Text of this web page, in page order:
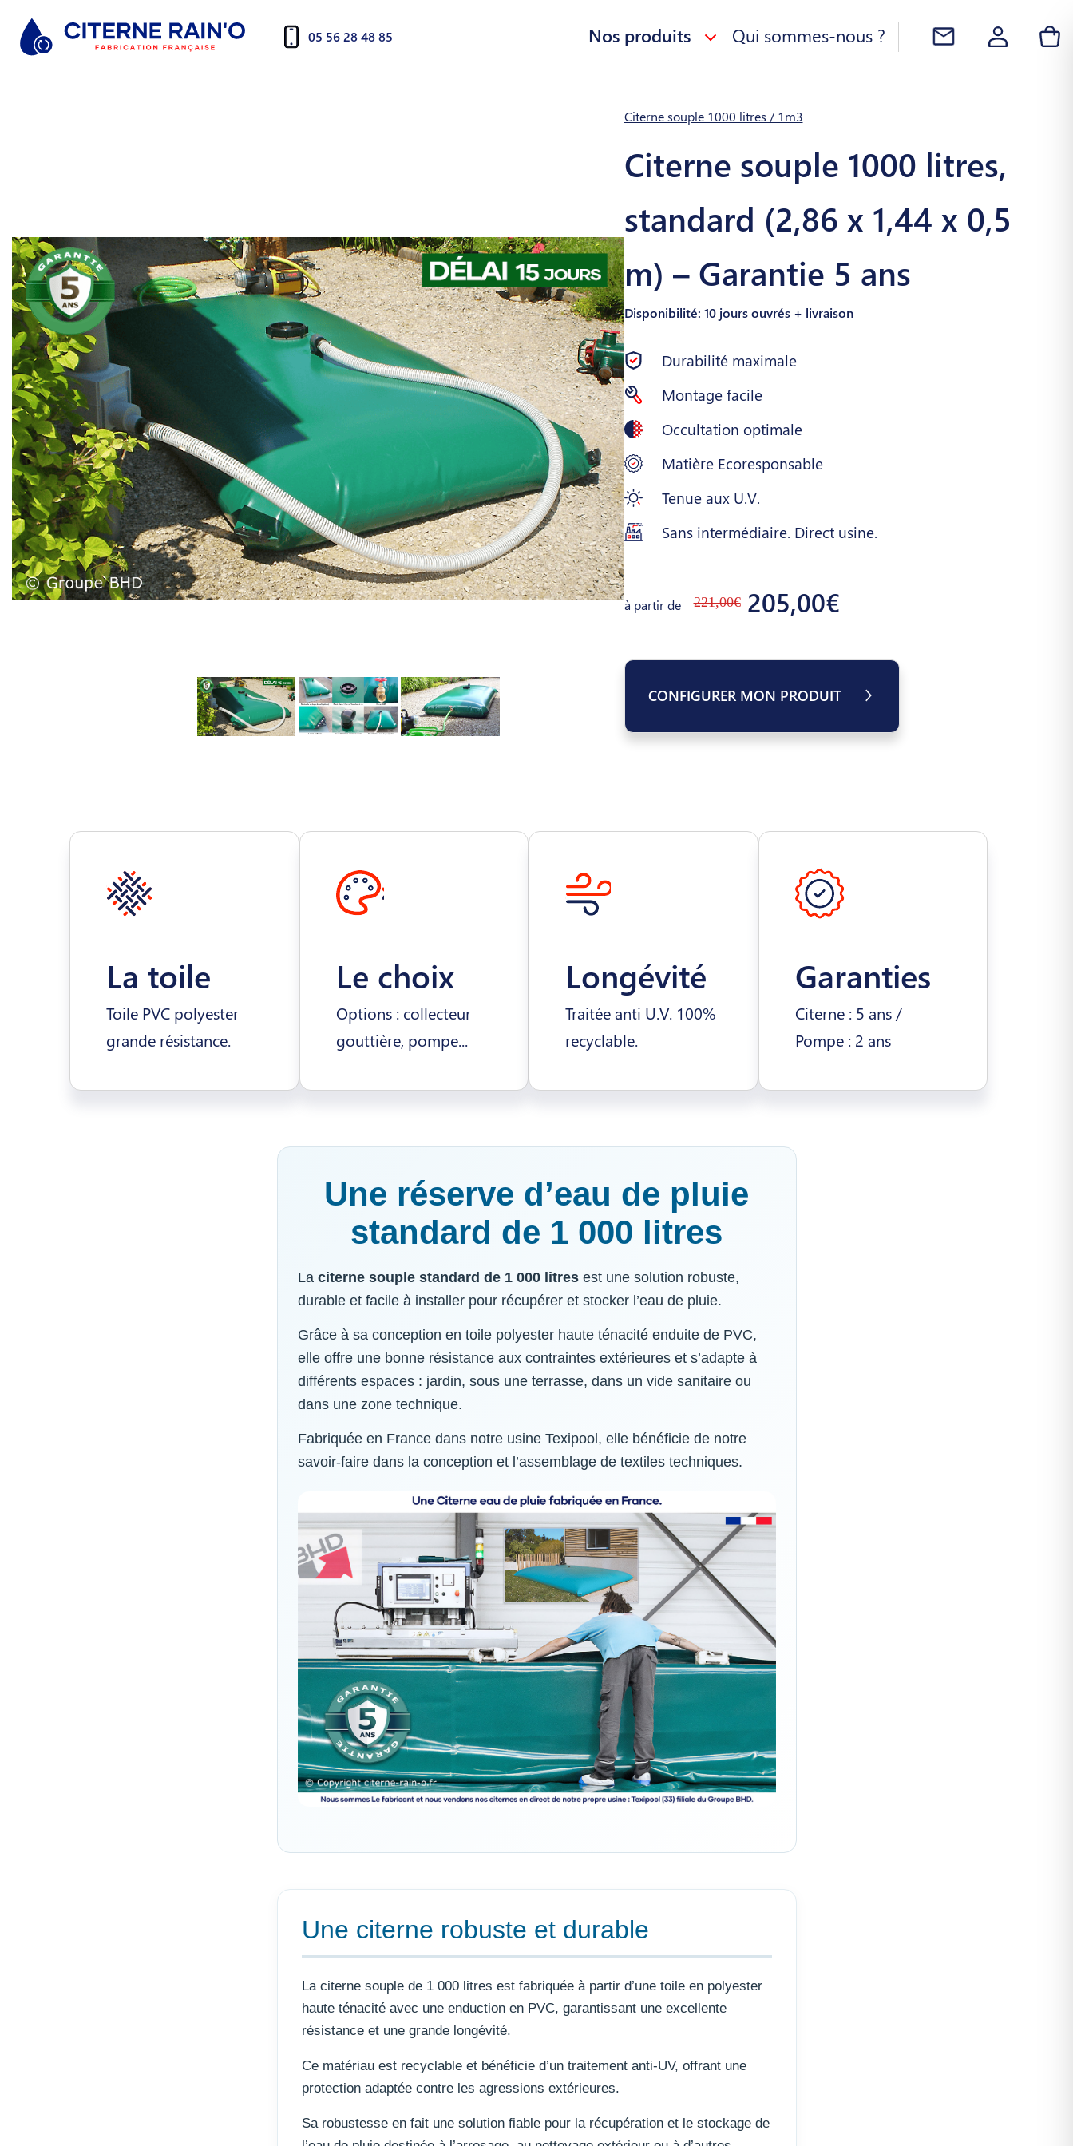
05 56 28 48 85 Nos produits Qui sommes-nous ?
Citerne souple 1000 litres / 1m3
Citerne souple 1000 litres,
standard (2,86 x 1,44 x 0,5
m) – Garantie 5 ans
Disponibilité: 10 jours ouvrés + livraison
Durabilité maximale
Montage facile
Occultation optimale
Matière Ecoresponsable
Tenue aux U.V.
Sans intermédiaire. Direct usine.
à partir de 221,00€ 205,00€
CONFIGURER MON PRODUIT
La toile
Toile PVC polyester
grande résistance.
Le choix
Options : collecteur
gouttière, pompe...
Longévité
Traitée anti U.V. 100%
recyclable.
Garanties
Citerne : 5 ans /
Pompe : 2 ans
Une réserve d’eau de pluie
standard de 1 000 litres
La citerne souple standard de 1 000 litresest une solution robuste,
durable et facile à installer pour récupérer et stocker l’eau de pluie.
Grâce à sa conception en toile polyester haute ténacité enduite de PVC,
elle offre une bonne résistance aux contraintes extérieures et s’adapte à
différents espaces : jardin, sous une terrasse, dans un vide sanitaire ou
dans une zone technique.
Fabriquée en France dans notre usine Texipool, elle bénéficie de notre
savoir-faire dans la conception et l’assemblage de textiles techniques.
Une citerne robuste et durable
La citerne souple de 1 000 litres est fabriquée à partir d’une toile en polyester
haute ténacité avec une enduction en PVC, garantissant une excellente
résistance et une grande longévité.
Ce matériau est recyclable et bénéficie d’un traitement anti-UV, offrant une
protection adaptée contre les agressions extérieures.
Sa robustesse en fait une solution fiable pour la récupération et le stockage de